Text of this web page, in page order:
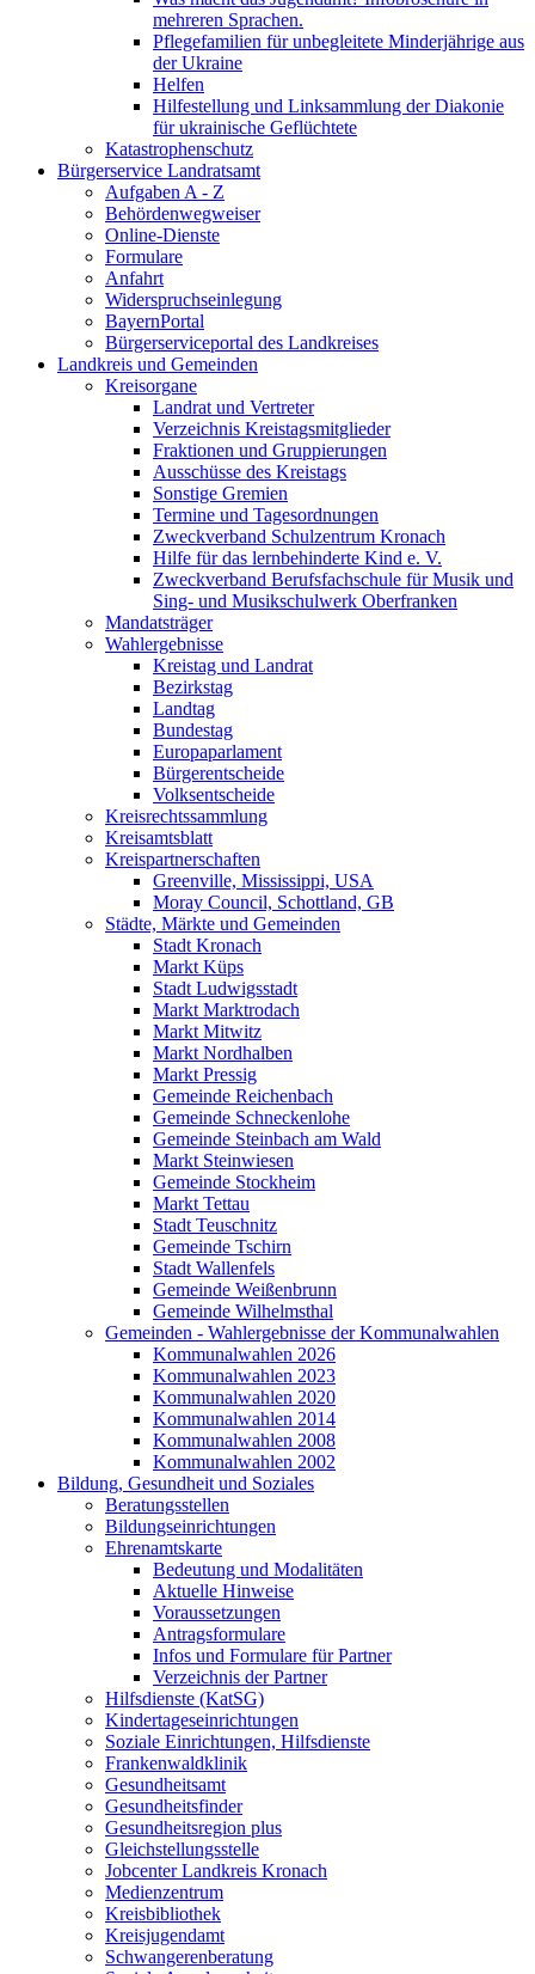
mehreren Sprachen.
Pflegefamilien für unbegleitete Minderjährige aus
der Ukraine
Helfen
Hilfestellung und Linksammlung der Diakonie
für ukrainische Geflüchtete
Katastrophenschutz
Bürgerservice Landratsamt
Aufgaben A - Z
Behördenwegweiser
Online-Dienste
Formulare
Anfahrt
Widerspruchseinlegung
BayernPortal
Bürgerserviceportal des Landkreises
Landkreis und Gemeinden
Kreisorgane
Landrat und Vertreter
Verzeichnis Kreistagsmitglieder
Fraktionen und Gruppierungen
Ausschüsse des Kreistags
Sonstige Gremien
Termine und Tagesordnungen
Zweckverband Schulzentrum Kronach
Hilfe für das lernbehinderte Kind e. V.
Zweckverband Berufsfachschule für Musik und
Sing- und Musikschulwerk Oberfranken
Mandatsträger
Wahlergebnisse
Kreistag und Landrat
Bezirkstag
Landtag
Bundestag
Europaparlament
Bürgerentscheide
Volksentscheide
Kreisrechtssammlung
Kreisamtsblatt
Kreispartnerschaften
Greenville, Mississippi, USA
Moray Council, Schottland, GB
Städte, Märkte und Gemeinden
Stadt Kronach
Markt Küps
Stadt Ludwigsstadt
Markt Marktrodach
Markt Mitwitz
Markt Nordhalben
Markt Pressig
Gemeinde Reichenbach
Gemeinde Schneckenlohe
Gemeinde Steinbach am Wald
Markt Steinwiesen
Gemeinde Stockheim
Markt Tettau
Stadt Teuschnitz
Gemeinde Tschirn
Stadt Wallenfels
Gemeinde Weißenbrunn
Gemeinde Wilhelmsthal
Gemeinden - Wahlergebnisse der Kommunalwahlen
Kommunalwahlen 2026
Kommunalwahlen 2023
Kommunalwahlen 2020
Kommunalwahlen 2014
Kommunalwahlen 2008
Kommunalwahlen 2002
Bildung, Gesundheit und Soziales
Beratungsstellen
Bildungseinrichtungen
Ehrenamtskarte
Bedeutung und Modalitäten
Aktuelle Hinweise
Voraussetzungen
Antragsformulare
Infos und Formulare für Partner
Verzeichnis der Partner
Hilfsdienste (KatSG)
Kindertageseinrichtungen
Soziale Einrichtungen, Hilfsdienste
Frankenwaldklinik
Gesundheitsamt
Gesundheitsfinder
Gesundheitsregion plus
Gleichstellungsstelle
Jobcenter Landkreis Kronach
Medienzentrum
Kreisbibliothek
Kreisjugendamt
Schwangerenberatung